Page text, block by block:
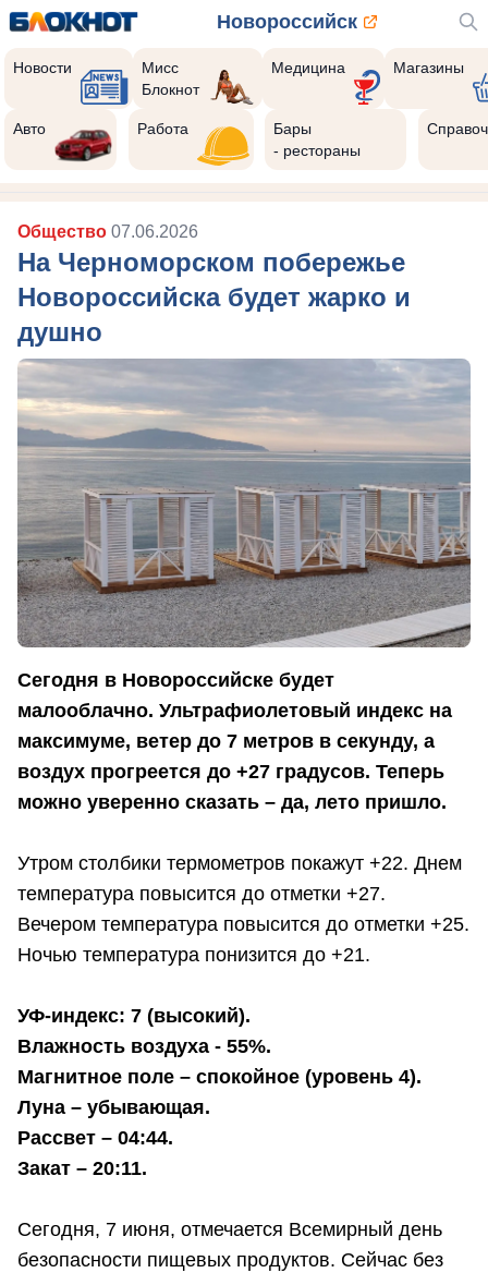
Новороссийск
Новости
Мисс
Блокнот
Медицина Магазины
Авто Работа
Бары
- рестораны
Общество 07.06.2026
На Черноморском побережье
Новороссийска будет жарко и
душно
Сегодня в Новороссийске будет
малооблачно. Ультрафиолетовый индекс на
максимуме, ветер до 7 метров в секунду, а
воздух прогреется до +27 градусов. Теперь
можно уверенно сказать – да, лето пришло.
Утром столбики термометров покажут +22. Днем
температура повысится до отметки +27.
Вечером температура повысится до отметки +25.
Ночью температура понизится до +21.
УФ-индекс: 7 (высокий).
Влажность воздуха - 55%.
Магнитное поле – спокойное (уровень 4).
Луна – убывающая.
Рассвет – 04:44.
Закат – 20:11.
Сегодня, 7 июня, отмечается Всемирный день
безопасности пищевых продуктов. Сейчас без